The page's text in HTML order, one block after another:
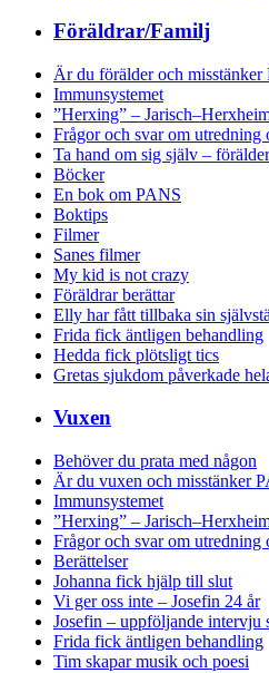
Föräldrar/Familj
Är du förälder och misstänker
Immunsystemet
”Herxing” –
Frågor och svar om utredning
Ta hand om sig själv – förälder
Böcker
En bok om PANS
Boktips
Filmer
Sanes filmer
My kid is not crazy
Föräldrar berättar
Elly har fått tillbaka sin
Frida fick äntligen behandling
Hedda fick plötsligt tics
Gretas sjukdom påverkade
Vuxen
Behöver du prata med någon
Är du vuxen och misstänker
Immunsystemet
”Herxing” –
Frågor och svar om utredning
Berättelser
Johanna fick hjälp till slut
Vi ger oss inte – Josefin 24 år
Josefin – uppföljande intervju
Frida fick äntligen behandling
Tim skapar musik och poesi